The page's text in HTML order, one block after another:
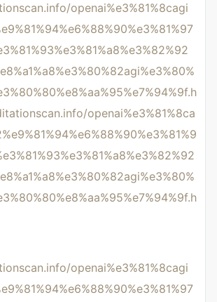
openai%e3%81%8cagi
openai%e3%81%8ca
openai%e3%81%8cagi